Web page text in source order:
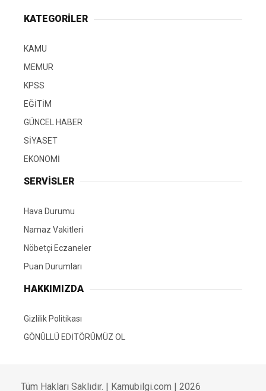
KATEGORİLER
KAMU
MEMUR
KPSS
EĞİTİM
GÜNCEL HABER
SİYASET
EKONOMİ
SERVİSLER
Hava Durumu
Namaz Vakitleri
Nöbetçi Eczaneler
Puan Durumları
HAKKIMIZDA
Gizlilik Politikası
GÖNÜLLÜ EDİTÖRÜMÜZ OL
Tüm Hakları Saklıdır. | Kamubilgi.com | 2026